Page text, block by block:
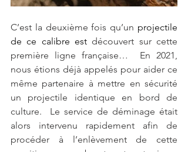
C’est la deuxième fois qu’un projectile
de ce calibre est découvert sur cette
première ligne française…  En 2021,
nous étions déjà appelés pour aider ce
même partenaire à mettre en sécurité
un projectile identique en bord de
culture.  Le service de déminage était
alors intervenu rapidement afin de
procéder à l’enlèvement de cette